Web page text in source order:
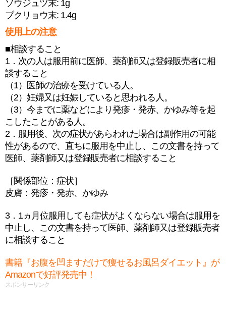
ソウジュツ末: 1g
ブクリョウ末: 1.4g
使用上の注意
■相談すること
1．次の人は服用前に医師、薬剤師又は登録販売者に相
談すること
（1）医師の治療を受けている人。
（2）妊婦又は妊娠していると思われる人。
（3）今までに薬などにより発疹・発赤、かゆみ等を起
こしたことがある人。
2．服用後、次の症状があらわれた場合は副作用の可能
性があるので、直ちに服用を中止し、この文書を持って
医師、薬剤師又は登録販売者に相談すること
［関係部位：症状］
皮膚：発疹・発赤、かゆみ
3．1ヵ月位服用しても症状がよくならない場合は服用を
中止し、この文書を持って医師、薬剤師又は登録販売者
に相談すること
書籍『お腹を凹ますだけで痩せるお風呂ダイエット』が
Amazonで好評発売中！
スポンサーリンク